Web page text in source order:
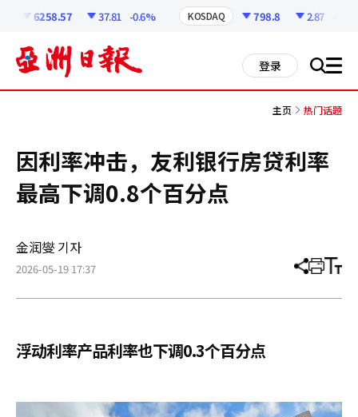
6258.57 37.81 -0.6% KOSDAQ 798.8 2.87
登录 搜 all
主页 热门话题
因利率冲击，友利银行房贷利率
最高下调0.8个百分点
金润燮 기자
2026-05-19 17:37 分
章
打 调
小
浮动利率产品利率也下调0.3个百分点